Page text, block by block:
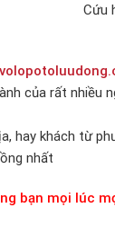
Bảo
của rất nhiều
hay khách từ
nhất
bạn mọi lúc